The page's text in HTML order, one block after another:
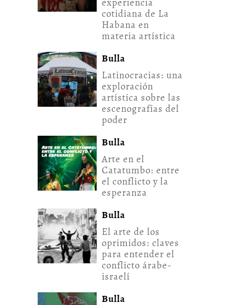
cotidiana de La
Habana en
materia artística
Bulla
Latinocracias: una
exploración
artística sobre las
escenografías del
poder
Bulla
Arte en el
Catatumbo: entre
el conflicto y la
esperanza
Bulla
El arte de los
oprimidos: claves
para entender el
conflicto árabe-
israelí
Bulla